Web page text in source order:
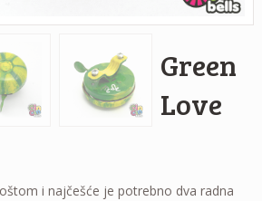
Green
Love
i najčešće je potrebno dva radna